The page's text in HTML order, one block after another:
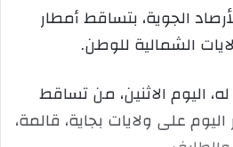
ي
د
ل
ك
الجوية، بتساقط أمطار
الشمالية للوطن.
اليوم الاثنين، من تساقط
على ولايات بجاية، قالمة،